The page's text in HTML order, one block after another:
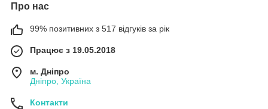
Про нас
99% позитивних з 517 відгуків за рік
Працює з 19.05.2018
м. Дніпро
Дніпро, Україна
Контакти